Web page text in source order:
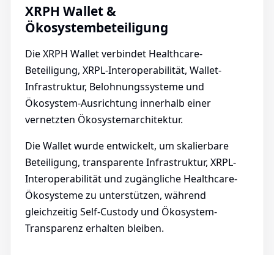
XRPH Wallet &
Ökosystembeteiligung
Die XRPH Wallet verbindet Healthcare-
Beteiligung, XRPL-Interoperabilität, Wallet-
Infrastruktur, Belohnungssysteme und
Ökosystem-Ausrichtung innerhalb einer
vernetzten Ökosystemarchitektur.
Die Wallet wurde entwickelt, um skalierbare
Beteiligung, transparente Infrastruktur, XRPL-
Interoperabilität und zugängliche Healthcare-
Ökosysteme zu unterstützen, während
gleichzeitig Self-Custody und Ökosystem-
Transparenz erhalten bleiben.